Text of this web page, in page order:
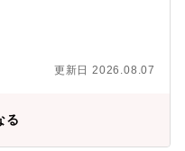
ーカー） 自動運転や交通事
。それに対応することで、
一人では解決困難な課題で
り扱う車両システムの専門
ら、導入提案から実装、活
チェーン全体の品質競争力
。【概要】AI画像検査アプ
おける品質課題や検査工程
・管理や展開活動の企画に
AI画像検査アプリの導入支
検討支援、工程確認、AIモ
更新日 2026.08.07
る